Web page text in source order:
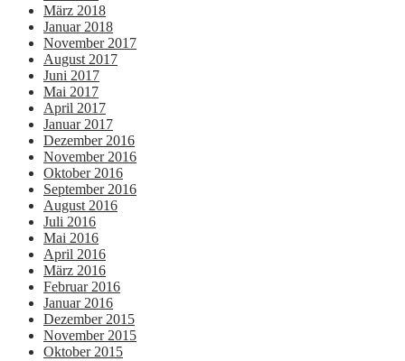
März 2018
Januar 2018
November 2017
August 2017
Juni 2017
Mai 2017
April 2017
Januar 2017
Dezember 2016
November 2016
Oktober 2016
September 2016
August 2016
Juli 2016
Mai 2016
April 2016
März 2016
Februar 2016
Januar 2016
Dezember 2015
November 2015
Oktober 2015